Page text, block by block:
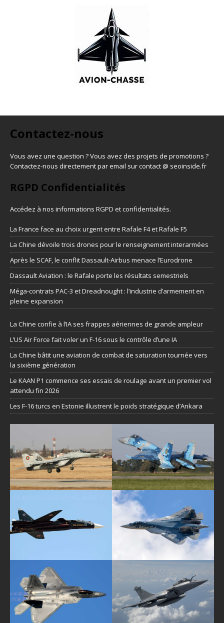
Contactez-nous
Vous avez une question ? Vous avez des projets de promotions ?
Contactez-nous directement par email sur contact @ seoinside.fr
RGPD Confidentialités
Accédez à nos informations RGPD et confidentialités.
La France face au choix urgent entre Rafale F4 et Rafale F5
La Chine dévoile trois drones pour le renseignement interarmées
Après le SCAF, le conflit Dassault-Airbus menace l’Eurodrone
Dassault Aviation : le Rafale porte les résultats semestriels
Méga-contrats PAC-3 et Dreadnought : l’industrie d’armement en
pleine expansion
La Chine confie à l’IA ses frappes aériennes de grande ampleur
L’US Air Force fait voler un F-16 sous le contrôle d’une IA
La Chine bâtit une aviation de combat de saturation tournée vers
la sixième génération
Le KAAN P1 commence ses essais de roulage avant un premier vol
attendu fin 2026
Les F-16 turcs en Estonie illustrent le poids stratégique d’Ankara